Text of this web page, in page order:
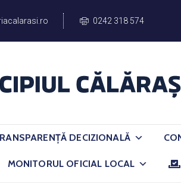
0242 318 574
DECIZIONALĂ
MONITORUL OFICIAL LOCAL